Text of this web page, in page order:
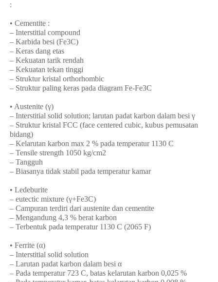
:
• Cementite :
– Interstitial compound
– Karbida besi (Fe3C)
– Keras dang etas
– Kekuatan tarik rendah
– Kekuatan tekan tinggi
– Struktur kristal orthorhombic
– Struktur paling keras pada diagram Fe-Fe3C
• Austenite (γ)
– Interstitial solid solution; larutan padat karbon dalam besi γ
– Struktur kristal FCC (face centered cubic, kubus pemusatan
bidang)
– Kelarutan karbon max 2 % pada temperatur 1130 C
– Tensile strength 1050 kg/cm2
– Tangguh
– Biasanya tidak stabil pada temperatur kamar
• Ledeburite
– eutectic mixture (γ+Fe3C)
– Campuran terdiri dari austenite dan cementite
– Mengandung 4,3 % berat karbon
– Terbentuk pada temperatur 1130 C (2065 F)
• Ferrite (α)
– Interstitial solid solution
– Larutan padat karbon dalam besi α
– Pada temperatur 723 C, batas kelarutan karbon 0,025 %